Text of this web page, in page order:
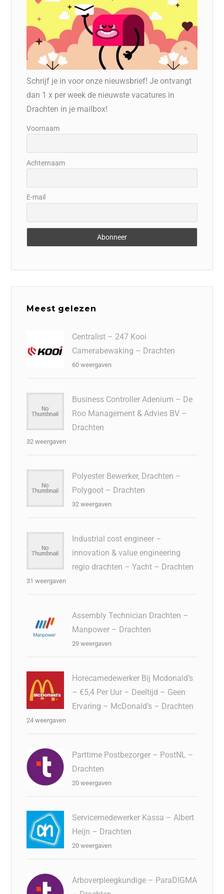
Schrijf je in voor onze nieuwsbrief! Je ontvangt
dan 1 x per week de nieuwste vacatures in
Drachten in je mailbox!
Voornaam
Achternaam
E-mail
Meest gelezen
Centralist – 247 Kooi
Camerabewaking – Drachten
60 weergaven
Business Controller Adenium – De
Roo Management & Advies BV –
Drachten
32 weergaven
Polyester Bewerker, Drachten –
Polygoot – Drachten
32 weergaven
Industrial cost engineer –
innovation & value engineering
regio drachten – Yacht – Drachten
31 weergaven
Assembly Technician Drachten –
Manpower – Drachten
29 weergaven
Horecamedewerker Bij Mcdonald’s
– €5,4 Per Uur – Deeltijd – Geen
Ervaring – McDonald’s – Drachten
24 weergaven
Parttime Postbezorger – PostNL –
Drachten
20 weergaven
Servicemedewerker Kassa – Albert
Heijn – Drachten
20 weergaven
Arboverpleegkundige – ParaDIGMA